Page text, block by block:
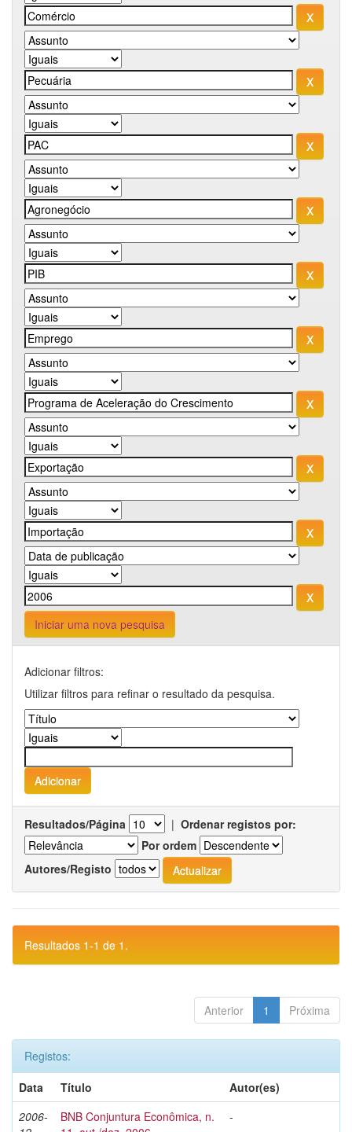
Iniciar uma nova pesquisa
Adicionar filtros:
Utilizar filtros para refinar o resultado da pesquisa.
Resultados/Página | Ordenar registos por:
Por ordem
Autores/Registo
Resultados 1-1 de 1.
Anterior 1 Próxima
Registos:
Data
Título
Autor(es)
2006-
BNB Conjuntura Econômica, n.
-